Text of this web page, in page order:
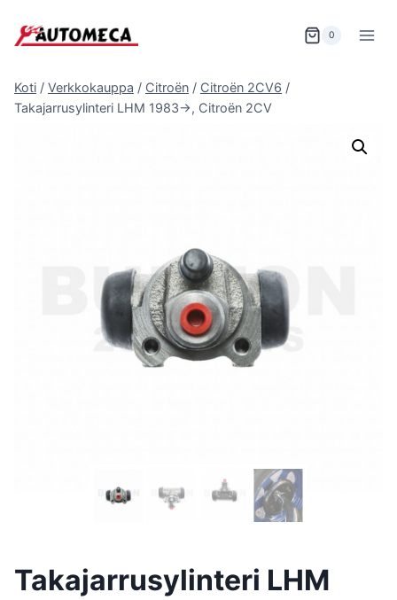
sisältöön
0
Koti / Verkkokauppa / Citroën / Citroën 2CV6 /
Takajarrusylinteri LHM 1983->, Citroën 2CV
Takajarrusylinteri LHM